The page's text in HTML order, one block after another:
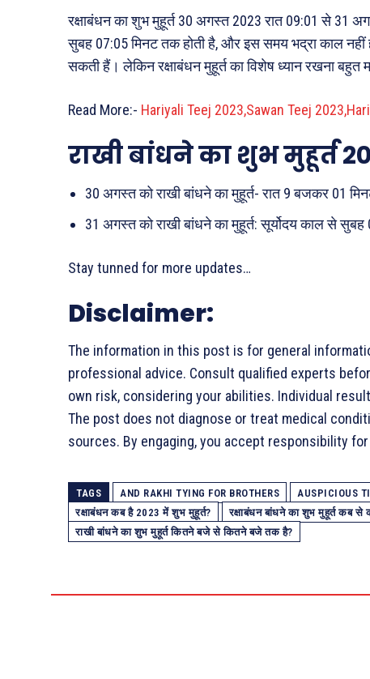
रक्षाबंधन का शुभ मुहूर्त 30 अगस्त 2023 रात 09:01 से 31
सुबह 07:05 मिनट तक होती है, और इस समय भद्रा काल
सकती हैं। लेकिन रक्षाबंधन मुहूर्त का विशेष ध्यान रखना बहुत
Read More:- Hariyali Teej 2023,Sawan Teej
राखी बांधने का शुभ मुहूर्त
30 अगस्त को राखी बांधने का मुहूर्त- रात 9 बजकर 01
31 अगस्त को राखी बांधने का मुहूर्त: सूर्योदय काल से
Stay tunned for more updates…
Disclaimer:
The information in this post is for general
professional advice. Consult qualified experts
own risk, considering your abilities. Individual
The post does not diagnose or treat medical
sources. By engaging, you accept responsibility
TAGS AND RAKHI TYING FOR BROTHERS AUSPICIOUS
रक्षाबंधन कब है 2023 में शुभ मुहूर्त?
रक्षाबंधन बांधने का शुभ मुहूर्त कब
राखी बांधने का शुभ मुहूर्त कितने बजे से कितने बजे तक है?